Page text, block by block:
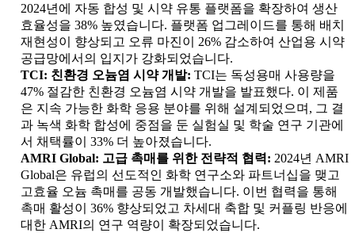
2024년에 자동 합성 및 시약 유통 플랫폼을 확장하여 생산
효율성을 38% 높였습니다. 플랫폼 업그레이드를 통해 배치
재현성이 향상되고 오류 마진이 26% 감소하여 산업용 시약
공급망에서의 입지가 강화되었습니다.
TCI: 친환경 오늄염 시약 개발: TCI는 독성용매 사용량을
47% 절감한 친환경 오늄염 시약 개발을 발표했다. 이 제품
은 지속 가능한 화학 응용 분야를 위해 설계되었으며, 그 결
과 녹색 화학 합성에 중점을 둔 실험실 및 학술 연구 기관에
서 채택률이 33% 더 높아졌습니다.
AMRI Global: 고급 촉매를 위한 전략적 협력: 2024년 AMRI
Global은 유럽의 선도적인 화학 연구소와 파트너십을 맺고
고효율 오늄 촉매를 공동 개발했습니다. 이번 협력을 통해
촉매 활성이 36% 향상되었고 차세대 축합 및 커플링 반응에
대한 AMRI의 연구 역량이 확장되었습니다.